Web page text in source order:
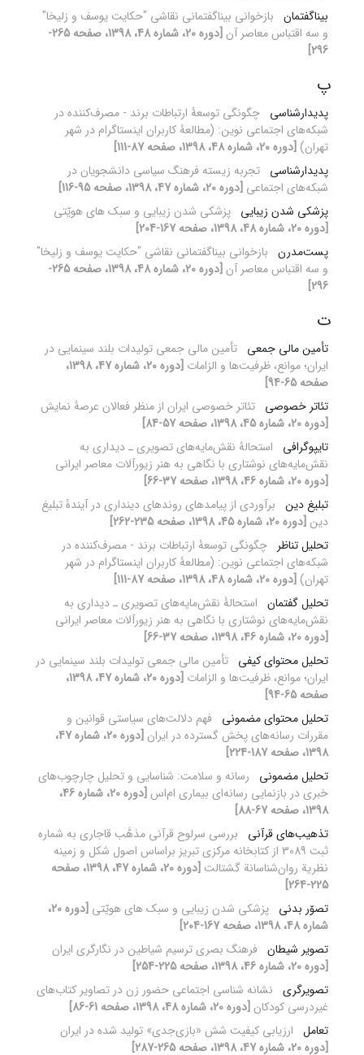
بیناگفتمان بازخوانی بیناگفتمانی نقاشی "حکایت یوسف و زلیخا"
و سه اقتباس معاصر آن
[دوره 20، شماره 48، 1398، صفحه 265-
296]
پ
پدیدارشناسی چگونگی توسعۀ ارتباطات برند - مصرف‌کننده در
شبکه‌های اجتماعی نوین: (مطالعۀ کاربران اینستاگرام در شهر
تهران) [دوره 20، شماره 48، 1398، صفحه 87-111]
پدیدارشناسی تجربه زیسته فرهنگ سیاسی دانشجویان در
شبکه‌های اجتماعی [دوره 20، شماره 47، 1398، صفحه 95-116]
پزشکی شدن زیبایی پزشکی شدن زیبایی و سبک های هویّتی
[دوره 20، شماره 48، 1398، صفحه 167-204]
پست‌مدرن بازخوانی بیناگفتمانی نقاشی "حکایت یوسف و زلیخا"
و سه اقتباس معاصر آن
[دوره 20، شماره 48، 1398، صفحه 265-
296]
ت
تأمین مالی جمعی تأمین مالی جمعی تولیدات بلند سینمایی در
ایران؛ موانع، ظرفیت‌ها و الزامات
[دوره 20، شماره 47، 1398،
صفحه 65-94]
تئاتر خصوصی تئاتر خصوصی ایران از منظر فعالان عرصۀ نمایش
[دوره 20، شماره 45، 1398، صفحه 57-84]
تایپوگرافی
استحالۀ نقش‌مایه‌های تصویری ـ دیداری به
نقش‌مایه‌های نوشتاری با نگاهی به هنر زیورآلات معاصر ایرانی
[دوره 20، شماره 46، 1398، صفحه 37-66]
تبلیغ دین برآوردی از پیامدهای روندهای دینداری در آیندۀ تبلیغ
دین [دوره 20، شماره 45، 1398، صفحه 235-262]
تحلیل تناظر چگونگی توسعۀ ارتباطات برند - مصرف‌کننده در
شبکه‌های اجتماعی نوین: (مطالعۀ کاربران اینستاگرام در شهر
تهران) [دوره 20، شماره 48، 1398، صفحه 87-111]
تحلیل گفتمان استحالۀ نقش‌مایه‌های تصویری ـ دیداری به
نقش‌مایه‌های نوشتاری با نگاهی به هنر زیورآلات معاصر ایرانی
[دوره 20، شماره 46، 1398، صفحه 37-66]
تحلیل محتوای کیفی تأمین مالی جمعی تولیدات بلند سینمایی در
ایران؛ موانع، ظرفیت‌ها و الزامات
[دوره 20، شماره 47، 1398،
صفحه 65-94]
تحلیل محتوای مضمونی
فهم دلالت‌های سیاستی قوانین و
مقررات رسانه‌های پخش گسترده در ایران
[دوره 20، شماره 47،
1398، صفحه 187-224]
تحلیل مضمونی
رسانه و سلامت: شناسایی و تحلیل چارچوب‌های
خبری در بازنمایی رسانه‌ای بیماری ام‌اس
[دوره 20، شماره 46،
1398، صفحه 67-88]
تذهیب‌های قرآنی
بررسی سرلوح قرآنی مذهَّب قاجاری به شماره
ثبت 3089 از کتابخانه مرکزی تبریز براساس اصول شکل و زمینه
نظریة روان‌شناسانة گشتالت
[دوره 20، شماره 47، 1398، صفحه
225-264]
تصوّر بدنی پزشکی شدن زیبایی و سبک های هویّتی
[دوره 20،
شماره 48، 1398، صفحه 167-204]
تصویر شیطان فرهنگ بصری ترسیم شیاطین در نگارگری ایران
[دوره 20، شماره 46، 1398، صفحه 225-254]
تصویرگری نشانه شناسی اجتماعی حضور زن در تصاویر کتاب‌های
غیردرسی کودکان [دوره 20، شماره 48، 1398، صفحه 61-86]
تعامل ارزیابی کیفیت شش «بازی‌جدی» تولید شده در ایران
[دوره 20، شماره 47، 1398، صفحه 265-287]